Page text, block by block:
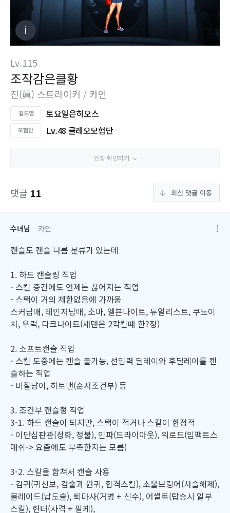
Lv.115
조작감은클황
진(眞) 스트라이커 / 카인
토요일은히오스
Lv.48 클레오모험단
인장 확인하기
댓글 11 최신 댓글 이동
수녀님 카인
캔슬도 캔슬 나름 분류가 있는데
1. 하드 캔슬링 직업
- 스킬 중간에도 언제든 끊어지는 직업
- 스택이 거의 제한없음에 가까움
스커남매, 레인저남매, 소마, 엘븐나이트, 듀얼리스트, 쿠노이
치, 우럭, 다크나이트(섀댄은 2각킬때 한?정)
2. 소프트캔슬 직업
- 스킬 도중에는 캔슬 불가능, 선입력 딜레이와 후딜레이를 캔
슬하는 직업
- 비질냥이, 히트맨(순서조건부) 등
3. 조건부 캔슬형 직업
3-1. 하드 캔슬이 되지만, 스택이 적거나 스킬이 한정적
- 이단심판관(성화, 정불), 인파(드라이아웃), 워로드(임팩트스
매쉬-> 요즘에도 부족한지는 모름)
3-2. 스킬을 합쳐서 캔슬 사용
- 검귀(귀신보, 검술과 원귀, 합격스킬), 소울브링어(사슬해제),
블레이드(납도술), 퇴마사(거병 + 신수), 어썰트(탑승시 일부
스킬), 헌터(사격 + 팔케),